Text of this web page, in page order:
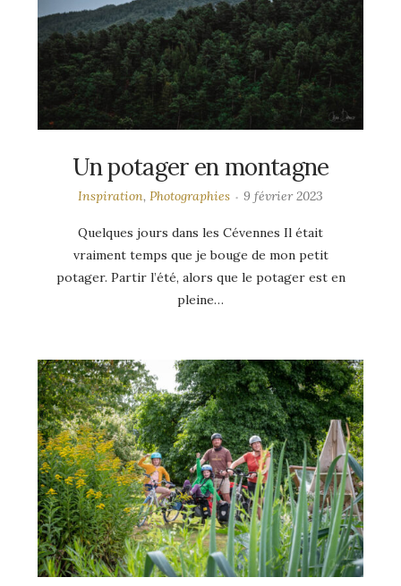
Un potager en montagne
Inspiration, Photographies 9 février 2023
Quelques jours dans les Cévennes Il était
vraiment temps que je bouge de mon petit
potager. Partir l’été, alors que le potager est en
pleine…